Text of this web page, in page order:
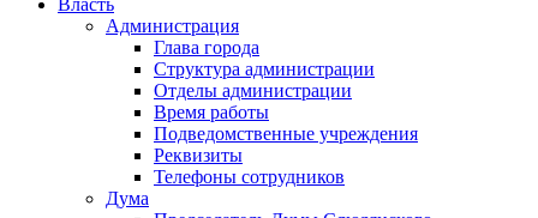
Власть
Администрация
Глава города
Структура администрации
Отделы администрации
Время работы
Подведомственные учреждения
Реквизиты
Телефоны сотрудников
Дума